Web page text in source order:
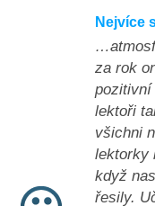
Nejvíce
za rok
pozitivní
lektoři
všichni
lektorky
když
řesily.